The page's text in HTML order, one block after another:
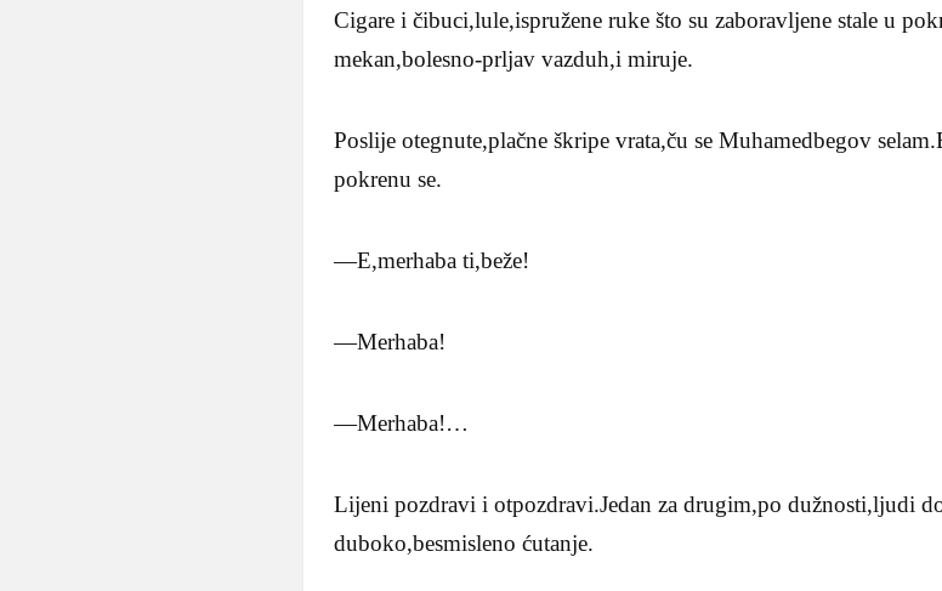
Cigare i čibuci,lule,ispružene ruke što su zaboravljene stale u
mekan,bolesno-prljav vazduh,i miruje.
Poslije otegnute,plačne škripe vrata,ču se Muhamedbegov
pokrenu se.
—E,merhaba ti,beže!
—Merhaba!
—Merhaba!…
Lijeni pozdravi i otpozdravi.Jedan za drugim,po dužnosti,ljudi
duboko,besmisleno ćutanje.